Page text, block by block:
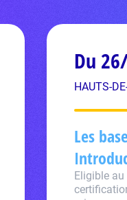
Du
HAUTS-
Les
Eligible au